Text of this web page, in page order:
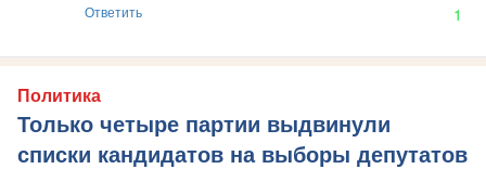
Ответить 1
Политика
Только четыре партии выдвинули
списки кандидатов на выборы депутатов